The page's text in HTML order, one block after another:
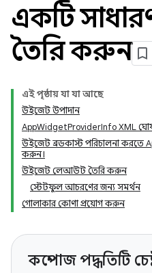
একটি
তৈরি করুন
এই পৃষ্ঠায় যা যা আছে
উইজেট উপাদান
AppWidgetProviderInfo XML
উইজেট ব্রডকাস্ট পরিচালনা করতে
করুন।
উইজেট লেআউট তৈরি করুন
স্টেটফুল আচরণের জন্য সমর্থন
গোলাকার কোণা প্রয়োগ করুন
কম্পোজ পদ্ধতিটি